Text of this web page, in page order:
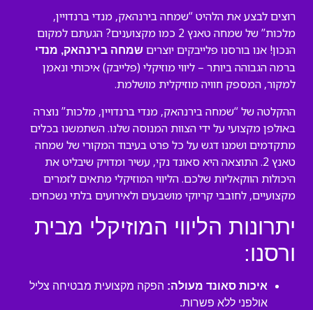
רוצים לבצע את הלהיט “שמחה בירנהאק, מנדי ברנדויין,
מלכות” של שמחה טאנץ 2 כמו מקצוענים? הגעתם למקום
הנכון! אנו בורסנו פלייבקים יוצרים שמחה בירנהאק, מנדי
ברמה הגבוהה ביותר – ליווי מוזיקלי (פלייבק) איכותי ונאמן
למקור, המספק חוויה מוזיקלית מושלמת.
ההקלטה של “שמחה בירנהאק, מנדי ברנדויין, מלכות” נוצרה
באולפן מקצועי על ידי הצוות המנוסה שלנו. השתמשנו בכלים
מתקדמים ושמנו דגש על כל פרט בעיבוד המקורי של שמחה
טאנץ 2. התוצאה היא סאונד נקי, עשיר ומדויק שיבליט את
היכולות הווקאליות שלכם. הליווי המוזיקלי מתאים לזמרים
מקצועיים, לחובבי קריוקי מושבעים ולאירועים בלתי נשכחים.
יתרונות הליווי המוזיקלי מבית
ורסנו:
איכות סאונד מעולה: הפקה מקצועית מבטיחה צליל
אולפני ללא פשרות.